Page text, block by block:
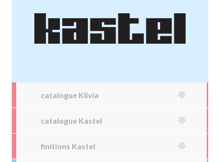
catalogue Klivia
catalogue Kastel
finitions Kastel